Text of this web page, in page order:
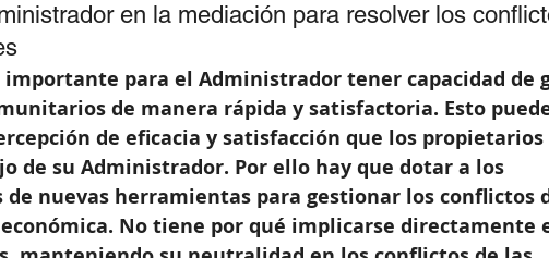
en la mediación para resolver los
importante para el Administrador tener capacidad de
de manera rápida y satisfactoria. Esto
de eficacia y satisfacción que los
de su Administrador. Por ello hay que dotar a los
nuevas herramientas para gestionar los conflictos
No tiene por qué implicarse directamente